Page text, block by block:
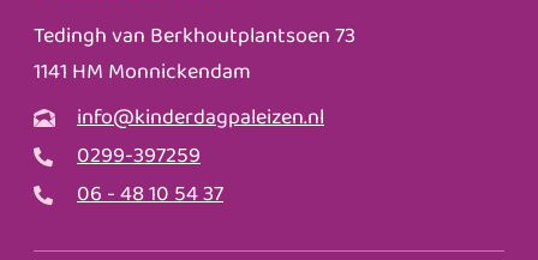
Tedingh van Berkhoutplantsoen 73
1141 HM Monnickendam
info@kinderdagpaleizen.nl
0299-397259
06 - 48 10 54 37